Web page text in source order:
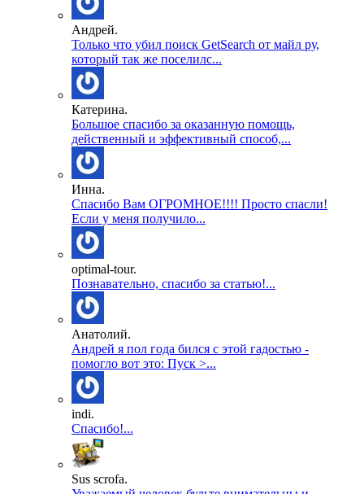
Андрей.
Только что убил поиск GetSearch от майл ру,
который так же поселилс...
Катерина.
Большое спасибо за оказанную помощь,
действенный и эффективный способ,...
Инна.
Спасибо Вам ОГРОМНОЕ!!!! Просто спасли!
Если у меня получило...
optimal-tour.
Познавательно, спасибо за статью!...
Анатолий.
Андрей я пол года бился с этой гадостью -
помогло вот это: Пуск >...
indi.
Спасибо!...
Sus scrofa.